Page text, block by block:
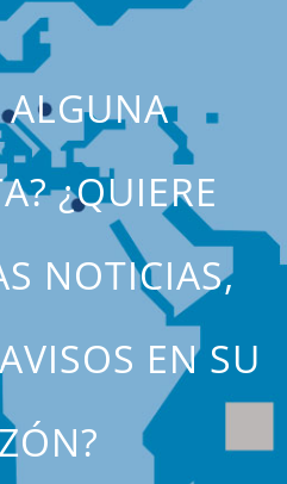
ALGUNA
¿QUIERE
NOTICIAS,
EN SU